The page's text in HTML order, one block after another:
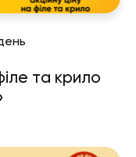
та крило